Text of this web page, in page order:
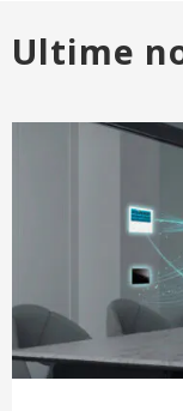
Ultime